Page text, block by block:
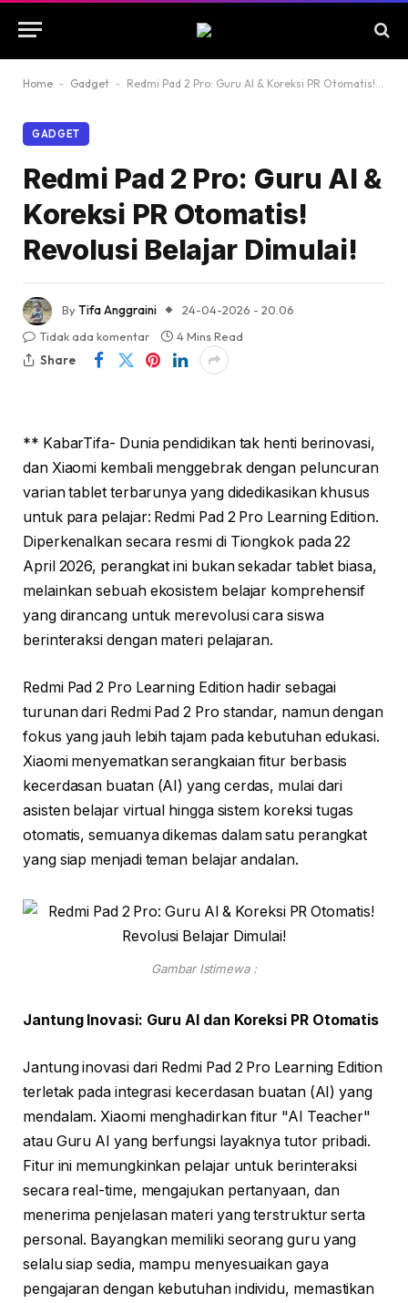
Home - Gadget - Redmi Pad 2 Pro: Guru AI & Koreksi PR Otomatis! Revolusi Belajar Dimulai!
GADGET
Redmi Pad 2 Pro: Guru AI &
Koreksi PR Otomatis!
Revolusi Belajar Dimulai!
ByTifa Anggraini
24-04-2026 - 20.06
Tidak ada komentar
4 Mins Read
Share
** KabarTifa- Dunia pendidikan tak henti berinovasi,
dan Xiaomi kembali menggebrak dengan peluncuran
varian tablet terbarunya yang didedikasikan khusus
untuk para pelajar: Redmi Pad 2 Pro Learning Edition.
Diperkenalkan secara resmi di Tiongkok pada 22
April 2026, perangkat ini bukan sekadar tablet biasa,
melainkan sebuah ekosistem belajar komprehensif
yang dirancang untuk merevolusi cara siswa
berinteraksi dengan materi pelajaran.
Redmi Pad 2 Pro Learning Edition hadir sebagai
turunan dari Redmi Pad 2 Pro standar, namun dengan
fokus yang jauh lebih tajam pada kebutuhan edukasi.
Xiaomi menyematkan serangkaian fitur berbasis
kecerdasan buatan (AI) yang cerdas, mulai dari
asisten belajar virtual hingga sistem koreksi tugas
otomatis, semuanya dikemas dalam satu perangkat
yang siap menjadi teman belajar andalan.
Gambar Istimewa :
Jantung Inovasi: Guru AI dan Koreksi PR Otomatis
Jantung inovasi dari Redmi Pad 2 Pro Learning Edition
terletak pada integrasi kecerdasan buatan (AI) yang
mendalam. Xiaomi menghadirkan fitur "AI Teacher"
atau Guru AI yang berfungsi layaknya tutor pribadi.
Fitur ini memungkinkan pelajar untuk berinteraksi
secara real-time, mengajukan pertanyaan, dan
menerima penjelasan materi yang terstruktur serta
personal. Bayangkan memiliki seorang guru yang
selalu siap sedia, mampu menyesuaikan gaya
pengajaran dengan kebutuhan individu, memastikan